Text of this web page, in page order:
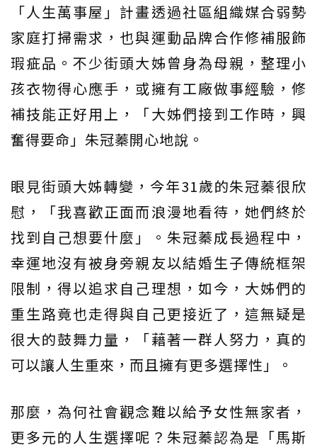
「人生萬事屋」計畫透過社區組織媒合弱勢
家庭打掃需求，也與運動品牌合作修補服飾
瑕疵品。不少街頭大姊曾身為母親，整理小
孩衣物得心應手，或擁有工廠做事經驗，修
補技能正好用上，「大姊們接到工作時，興
奮得要命」朱冠蓁開心地說。
眼見街頭大姊轉變，今年31歲的朱冠蓁很欣
慰，「我喜歡正面而浪漫地看待，她們終於
找到自己想要什麼」。朱冠蓁成長過程中，
幸運地沒有被身旁親友以結婚生子傳統框架
限制，得以追求自己理想，如今，大姊們的
重生路竟也走得與自己更接近了，這無疑是
很大的鼓舞力量，「藉著一群人努力，真的
可以讓人生重來，而且擁有更多選擇性」。
那麼，為何社會觀念難以給予女性無家者，
更多元的人生選擇呢？朱冠蓁認為是「馬斯